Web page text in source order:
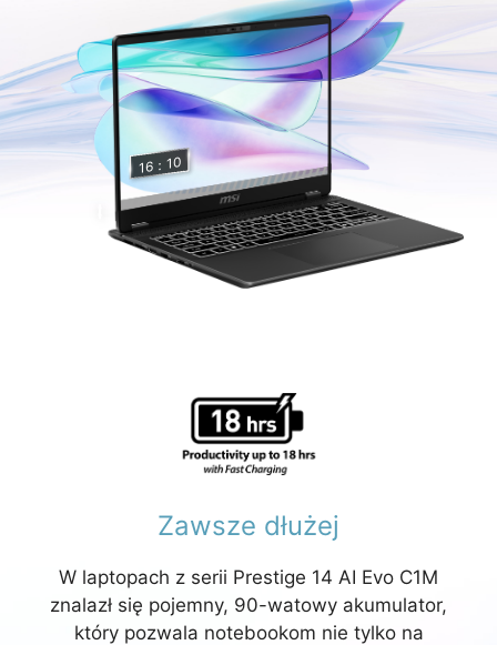
16： 10
Zawsze dłużej
W laptopach z serii Prestige 14 AI Evo C1M
znalazł się pojemny, 90-watowy akumulator,
który pozwala notebookom nie tylko na